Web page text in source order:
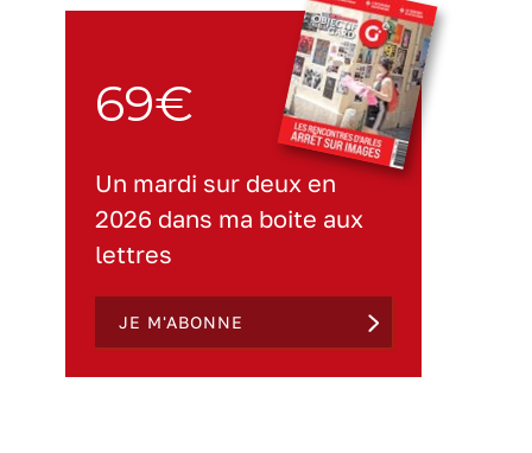
69€
Un mardi sur deux en
2026 dans ma boite aux
lettres
JE M'ABONNE